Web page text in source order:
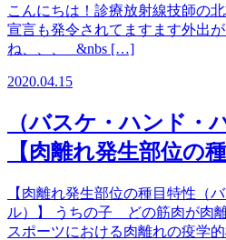
こんにちは！診療放射線技師の
宣言も発令されてますます外出
ね、、、 &nbs […]
2020.04.15
（バスケ・ハンド・
【肉離れ発生部位の
【肉離れ発生部位の種目特性（
ル）】 うちの子 どの筋肉が肉
スポーツにおける肉離れの疫学